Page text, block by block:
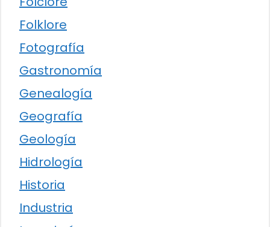
Folklore
Fotografía
Gastronomía
Genealogía
Geografía
Geología
Hidrología
Historia
Industria